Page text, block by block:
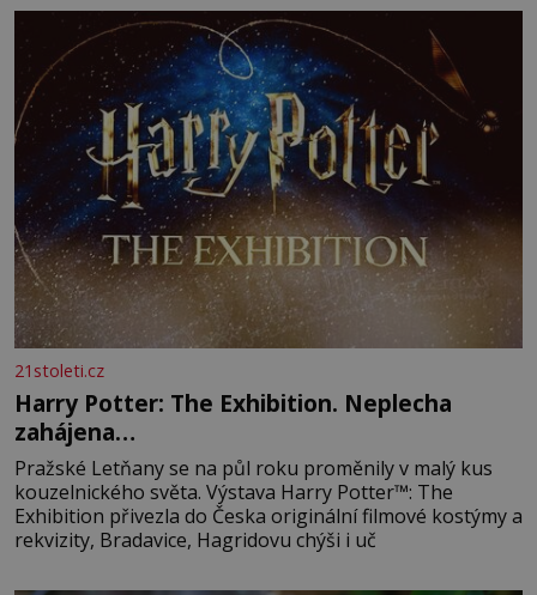
21stoleti.cz
Harry Potter: The Exhibition. Neplecha
zahájena…
Pražské Letňany se na půl roku proměnily v malý kus
kouzelnického světa. Výstava Harry Potter™: The
Exhibition přivezla do Česka originální filmové kostýmy a
rekvizity, Bradavice, Hagridovu chýši i uč